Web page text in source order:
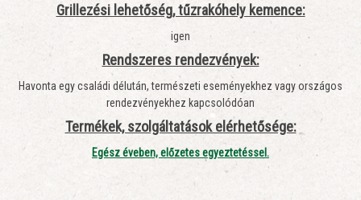
Grillezési lehetőség, tűzrakóhely kemence:
igen
Rendszeres rendezvények:
Havonta egy családi délután, természeti eseményekhez vagy országos
rendezvényekhez kapcsolódóan
Termékek, szolgáltatások elérhetősége:
Egész éveben, előzetes egyeztetéssel.